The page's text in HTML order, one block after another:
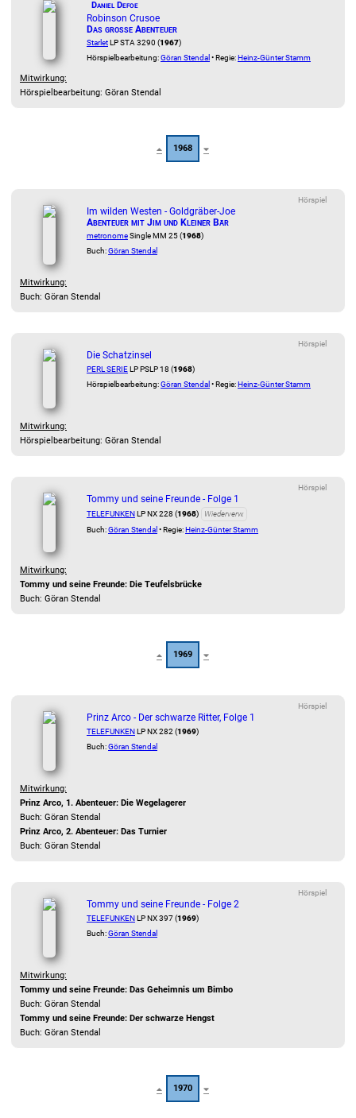
Daniel Defoe
Robinson Crusoe
Das große Abenteuer
StarletLP STA 3290 (1967)
Hörspielbearbeitung:Göran Stendal • Regie:Heinz-Günter Stamm
Mitwirkung:
Hörspielbearbeitung: Göran Stendal
1968
Hörspiel
Im wilden Westen - Goldgräber-Joe
Abenteuer mit Jim und Kleiner Bär
metronomeSingle MM 25 (1968)
Buch:Göran Stendal
Mitwirkung:
Buch: Göran Stendal
Hörspiel
Die Schatzinsel
PERL SERIELP PSLP 18 (1968)
Hörspielbearbeitung:Göran Stendal • Regie:Heinz-Günter Stamm
Mitwirkung:
Hörspielbearbeitung: Göran Stendal
Hörspiel
Tommy und seine Freunde - Folge 1
TELEFUNKENLP NX 228 (1968)
Wiederverw.
Buch:Göran Stendal • Regie:Heinz-Günter Stamm
Mitwirkung:
Tommy und seine Freunde: Die Teufelsbrücke
Buch: Göran Stendal
1969
Hörspiel
Prinz Arco - Der schwarze Ritter, Folge 1
TELEFUNKENLP NX 282 (1969)
Buch:Göran Stendal
Mitwirkung:
Prinz Arco, 1. Abenteuer: Die Wegelagerer
Buch: Göran Stendal
Prinz Arco, 2. Abenteuer: Das Turnier
Buch: Göran Stendal
Hörspiel
Tommy und seine Freunde - Folge 2
TELEFUNKENLP NX 397 (1969)
Buch:Göran Stendal
Mitwirkung:
Tommy und seine Freunde: Das Geheimnis um Bimbo
Buch: Göran Stendal
Tommy und seine Freunde: Der schwarze Hengst
Buch: Göran Stendal
1970